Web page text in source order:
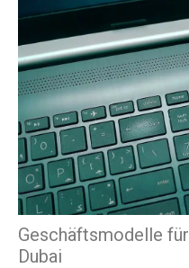
Geschäftsmodelle
Dubai